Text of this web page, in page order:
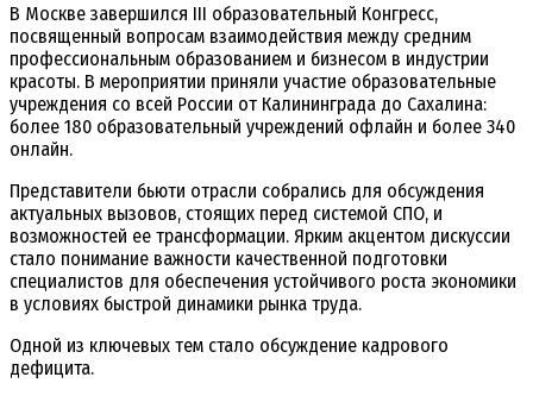
В Москве завершился III образовательный Конгресс,
посвященный вопросам взаимодействия между средним
профессиональным образованием и бизнесом в индустрии
красоты. В мероприятии приняли участие образовательные
учреждения со всей России от Калининграда до Сахалина:
более 180 образовательный учреждений офлайн и более 340
онлайн.
Представители бьюти отрасли собрались для обсуждения
актуальных вызовов, стоящих перед системой СПО, и
возможностей ее трансформации. Ярким акцентом дискуссии
стало понимание важности качественной подготовки
специалистов для обеспечения устойчивого роста экономики
в условиях быстрой динамики рынка труда.
Одной из ключевых тем стало обсуждение кадрового
дефицита.